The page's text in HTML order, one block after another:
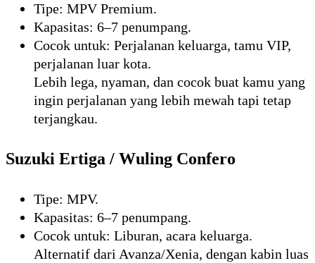
Tipe: MPV Premium.
Kapasitas: 6–7 penumpang.
Cocok untuk: Perjalanan keluarga, tamu VIP,
perjalanan luar kota.
Lebih lega, nyaman, dan cocok buat kamu yang
ingin perjalanan yang lebih mewah tapi tetap
terjangkau.
Suzuki Ertiga / Wuling Confero
Tipe: MPV.
Kapasitas: 6–7 penumpang.
Cocok untuk: Liburan, acara keluarga.
Alternatif dari Avanza/Xenia, dengan kabin luas